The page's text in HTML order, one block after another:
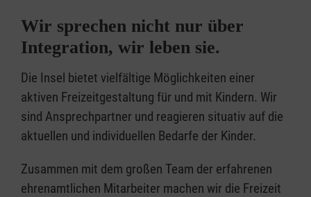
Wir sprechen nicht nur über
Integration, wir leben sie.
Die Insel bietet vielfältige Möglichkeiten einer
aktiven Freizeitgestaltung für und mit Kindern. Wir
sind Ansprechpartner und reagieren situativ auf die
aktuellen und individuellen Bedarfe der Kinder.
Zusammen mit dem großen Team der erfahrenen
ehrenamtlichen Mitarbeiter machen wir die Freizeit